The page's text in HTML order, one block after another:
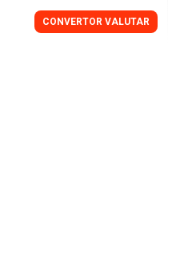
CONVERTOR VALUTAR